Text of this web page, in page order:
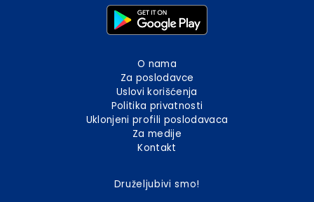
O nama
Za poslodavce
Uslovi korišćenja
Politika privatnosti
Uklonjeni profili poslodavaca
Za medije
Kontakt
Druželjubivi smo!